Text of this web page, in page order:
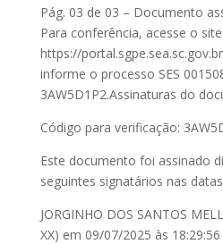
Pág. 03 de 03 – Documento
Para conferência, acesse o site
https://
informe o processo SES
3AW5D1P2.Assinaturas do
Código para verificação:
Este documento foi assinado
seguintes signatários nas
JORGINHO DOS SANTOS
XX) em 09/07/2025 às 18:29:56